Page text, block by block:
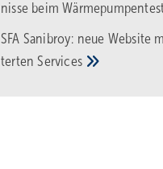
nisse beim
SFA Sanibroy: neue Web­site
tertenServices